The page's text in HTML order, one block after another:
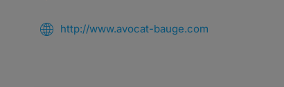
http://www.avocat-bauge.com